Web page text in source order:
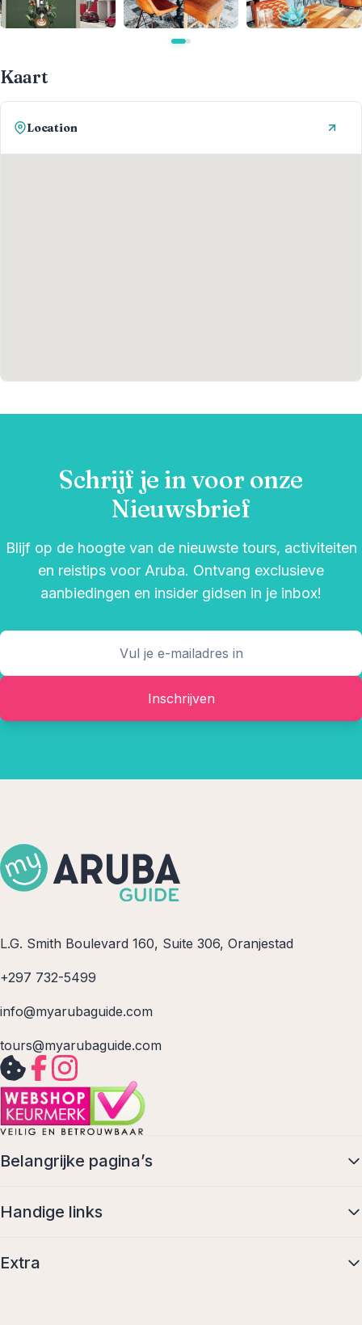
Kaart
Location
Schrijf je in voor onze
Nieuwsbrief
Blijf op de hoogte van de nieuwste tours, activiteiten
en reistips voor Aruba. Ontvang exclusieve
aanbiedingen en insider gidsen in je inbox!
Inschrijven
L.G. Smith Boulevard 160, Suite 306, Oranjestad
+297 732-5499
info@myarubaguide.com
tours@myarubaguide.com
Belangrijke pagina’s
Handige links
Extra